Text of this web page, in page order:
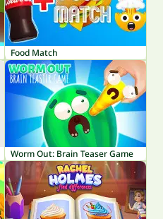
Food Match
Worm Out: Brain Teaser Game